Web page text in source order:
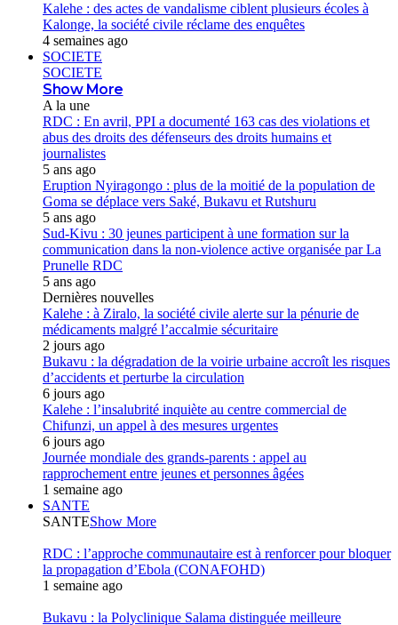
Kalehe : des actes de vandalisme ciblent plusieurs écoles à
Kalonge, la société civile réclame des enquêtes
4 semaines ago
SOCIETE
SOCIETE
Show More
A la une
RDC : En avril, PPI a documenté 163 cas des violations et
abus des droits des défenseurs des droits humains et
journalistes
5 ans ago
Eruption Nyiragongo : plus de la moitié de la population de
Goma se déplace vers Saké, Bukavu et Rutshuru
5 ans ago
Sud-Kivu : 30 jeunes participent à une formation sur la
communication dans la non-violence active organisée par La
Prunelle RDC
5 ans ago
Dernières nouvelles
Kalehe : à Ziralo, la société civile alerte sur la pénurie de
médicaments malgré l’accalmie sécuritaire
2 jours ago
Bukavu : la dégradation de la voirie urbaine accroît les risques
d’accidents et perturbe la circulation
6 jours ago
Kalehe : l’insalubrité inquiète au centre commercial de
Chifunzi, un appel à des mesures urgentes
6 jours ago
Journée mondiale des grands-parents : appel au
rapprochement entre jeunes et personnes âgées
1 semaine ago
SANTE
SANTEShow More
RDC : l’approche communautaire est à renforcer pour bloquer
la propagation d’Ebola (CONAFOHD)
1 semaine ago
Bukavu : la Polyclinique Salama distinguée meilleure